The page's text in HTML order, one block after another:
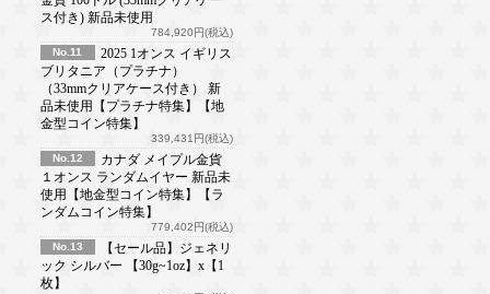
ス付き) 新品未使用
784,920円(税込)
No.11
2025 1オンス イギリス
ブリタニア（プラチナ）
（33mmクリアケース付き） 新
品未使用【プラチナ特集】【地
金型コイン特集】
339,431円(税込)
No.12
カナダ メイプル金貨
１オンス ランダムイヤー 新品未
使用【地金型コイン特集】【ラ
ンダムコイン特集】
779,402円(税込)
No.13
【セール品】ジェネリ
ック シルバー 【30g~1oz】x【1
枚】